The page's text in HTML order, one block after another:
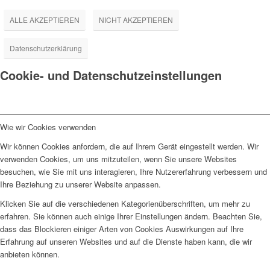
ALLE AKZEPTIEREN NICHT AKZEPTIEREN
Datenschutzerklärung
Cookie- und Datenschutzeinstellungen
Wie wir Cookies verwenden
Wir können Cookies anfordern, die auf Ihrem Gerät eingestellt werden. Wir
verwenden Cookies, um uns mitzuteilen, wenn Sie unsere Websites
besuchen, wie Sie mit uns interagieren, Ihre Nutzererfahrung verbessern und
Ihre Beziehung zu unserer Website anpassen.
Klicken Sie auf die verschiedenen Kategorienüberschriften, um mehr zu
erfahren. Sie können auch einige Ihrer Einstellungen ändern. Beachten Sie,
dass das Blockieren einiger Arten von Cookies Auswirkungen auf Ihre
Erfahrung auf unseren Websites und auf die Dienste haben kann, die wir
anbieten können.